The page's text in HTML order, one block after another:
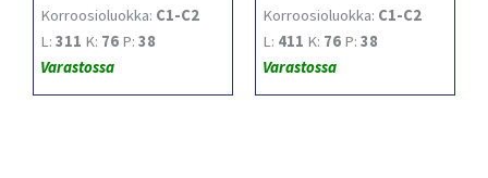
Korroosioluokka: C1-C2
L: 311 K: 76 P: 38
Varastossa
Korroosioluokka: C1-C2
L: 411 K: 76 P: 38
Varastossa